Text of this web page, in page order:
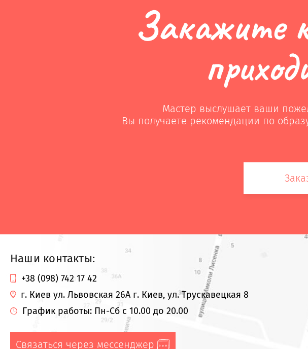
Закажите
Мастер выслушает ваши
Вы получаете рекомендации по
Наши контакты:
+38 (098) 742 17 42
г. Киев ул. Львовская 26А г. Киев, ул. Трускавецкая 8
График работы: Пн-Сб с 10.00 до 20.00
Связаться через мессенджер